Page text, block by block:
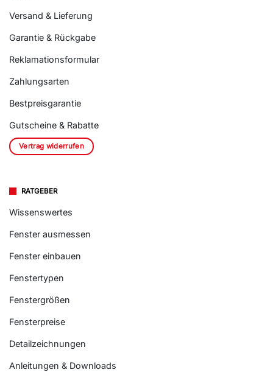
Versand & Lieferung
Garantie & Rückgabe
Reklamationsformular
Zahlungsarten
Bestpreisgarantie
Gutscheine & Rabatte
Vertrag widerrufen
RATGEBER
Wissenswertes
Fenster ausmessen
Fenster einbauen
Fenstertypen
Fenstergrößen
Fensterpreise
Detailzeichnungen
Anleitungen & Downloads